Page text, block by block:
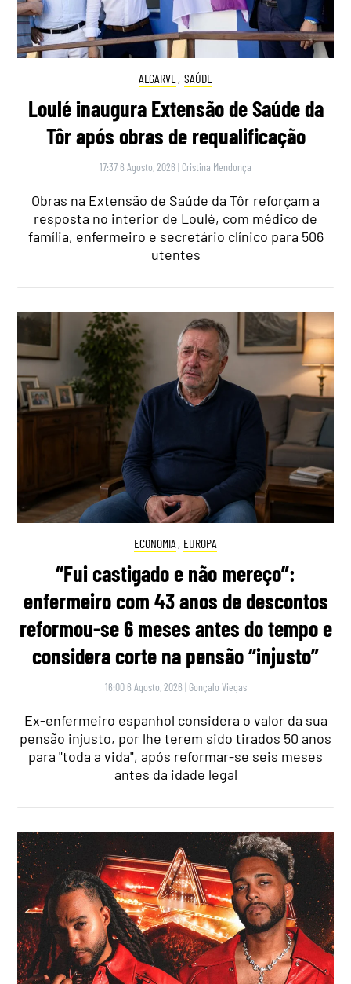
ALGARVE, SAÚDE
Loulé inaugura Extensão de Saúde da
Tôr após obras de requalificação
17:37 6 Agosto, 2026 | Cristina Mendonça
Obras na Extensão de Saúde da Tôr reforçam a
resposta no interior de Loulé, com médico de
família, enfermeiro e secretário clínico para 506
utentes
ECONOMIA , EUROPA
“Fui castigado e não mereço”:
enfermeiro com 43 anos de descontos
reformou-se 6 meses antes do tempo e
considera corte na pensão “injusto”
16:00 6 Agosto, 2026 | Gonçalo Viegas
Ex-enfermeiro espanhol considera o valor da sua
pensão injusto, por lhe terem sido tirados 50 anos
para "toda a vida", após reformar-se seis meses
antes da idade legal